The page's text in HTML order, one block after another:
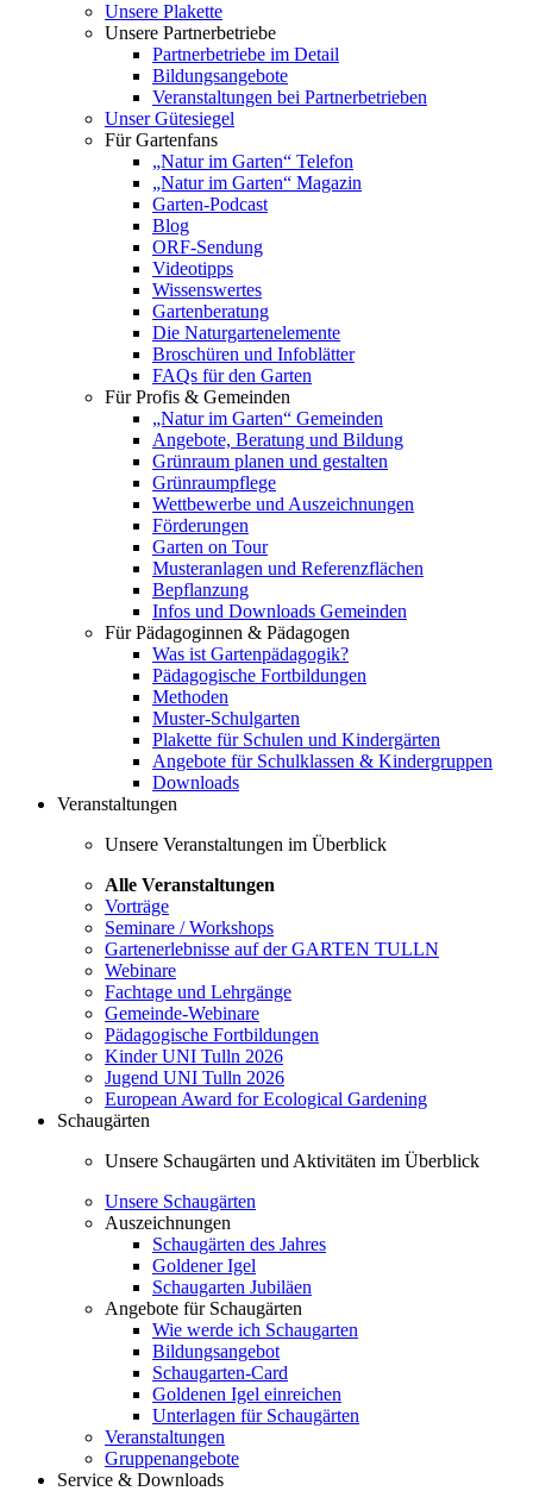
Unsere Plakette
Unsere Partnerbetriebe
Partnerbetriebe im Detail
Bildungsangebote
Veranstaltungen bei Partnerbetrieben
Unser Gütesiegel
Für Gartenfans
„Natur im Garten“ Telefon
„Natur im Garten“ Magazin
Garten-Podcast
Blog
ORF-Sendung
Videotipps
Wissenswertes
Gartenberatung
Die Naturgartenelemente
Broschüren und Infoblätter
FAQs für den Garten
Für Profis & Gemeinden
„Natur im Garten“ Gemeinden
Angebote, Beratung und Bildung
Grünraum planen und gestalten
Grünraumpflege
Wettbewerbe und Auszeichnungen
Förderungen
Garten on Tour
Musteranlagen und Referenzflächen
Bepflanzung
Infos und Downloads Gemeinden
Für Pädagoginnen & Pädagogen
Was ist Gartenpädagogik?
Pädagogische Fortbildungen
Methoden
Muster-Schulgarten
Plakette für Schulen und Kindergärten
Angebote für Schulklassen & Kindergruppen
Downloads
Veranstaltungen
Unsere Veranstaltungen im Überblick
Alle Veranstaltungen
Vorträge
Seminare / Workshops
Gartenerlebnisse auf der GARTEN TULLN
Webinare
Fachtage und Lehrgänge
Gemeinde-Webinare
Pädagogische Fortbildungen
Kinder UNI Tulln 2026
Jugend UNI Tulln 2026
European Award for Ecological Gardening
Schaugärten
Unsere Schaugärten und Aktivitäten im Überblick
Unsere Schaugärten
Auszeichnungen
Schaugärten des Jahres
Goldener Igel
Schaugarten Jubiläen
Angebote für Schaugärten
Wie werde ich Schaugarten
Bildungsangebot
Schaugarten-Card
Goldenen Igel einreichen
Unterlagen für Schaugärten
Veranstaltungen
Gruppenangebote
Service & Downloads